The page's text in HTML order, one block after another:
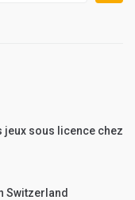
jeux sous licence chez
Switzerland